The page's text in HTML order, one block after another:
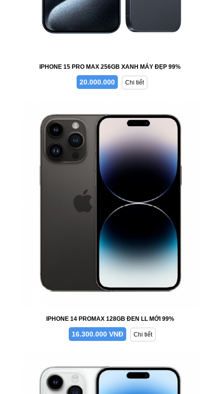
IPHONE 15 PRO MAX 256GB XANH MÁY ĐẸP 99%
20.000.000 Chi tiết
IPHONE 14 PROMAX 128GB ĐEN LL MỚI 99%
16.300.000 VNĐ Chi tiết